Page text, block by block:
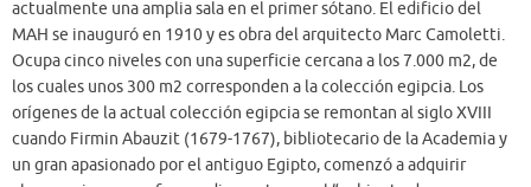
Pequeño Himno a Atón
Ajenatón se autodeclaró sacerdote
de Atón y, supuestamente, escribió el himno a Atón como creador
del Mundo y responsable del orden y la vida tanto en Egipto como